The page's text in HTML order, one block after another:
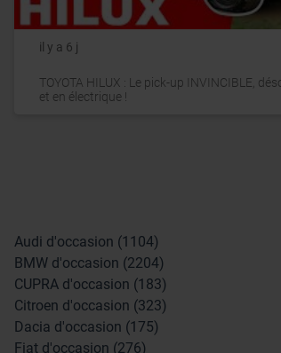
il y a 6 j
TOYOTA HILUX : Le pick-up INVINCIBLE,
et en électrique !
Audi d'occasion (1104)
BMW d'occasion (2204)
CUPRA d'occasion (183)
Citroen d'occasion (323)
Dacia d'occasion (175)
Fiat d'occasion (276)